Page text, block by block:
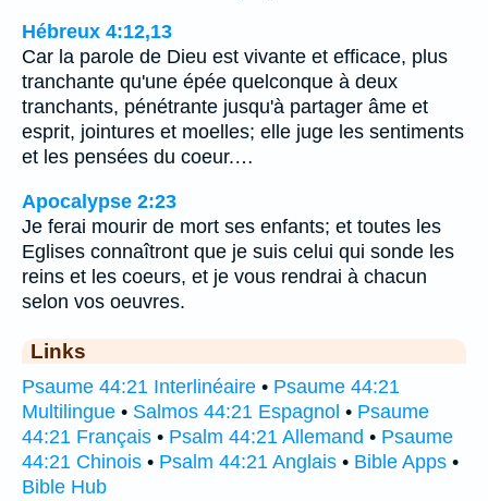
Hébreux 4:12,13
Car la parole de Dieu est vivante et efficace, plus
tranchante qu'une épée quelconque à deux
tranchants, pénétrante jusqu'à partager âme et
esprit, jointures et moelles; elle juge les sentiments
et les pensées du coeur.…
Apocalypse 2:23
Je ferai mourir de mort ses enfants; et toutes les
Eglises connaîtront que je suis celui qui sonde les
reins et les coeurs, et je vous rendrai à chacun
selon vos oeuvres.
Links
Psaume 44:21 Interlinéaire • Psaume 44:21
Multilingue • Salmos 44:21 Espagnol • Psaume
44:21 Français • Psalm 44:21 Allemand • Psaume
44:21 Chinois • Psalm 44:21 Anglais • Bible Apps •
Bible Hub